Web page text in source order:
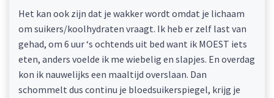
Het kan ook zijn dat je wakker wordt omdat je lichaam
om suikers/koolhydraten vraagt. Ik heb er zelf last van
gehad, om 6 uur ‘s ochtends uit bed want ik MOEST iets
eten, anders voelde ik me wiebelig en slapjes. En overdag
kon ik nauwelijks een maaltijd overslaan. Dan
schommelt dus continu je bloedsuikerspiegel, krijg je